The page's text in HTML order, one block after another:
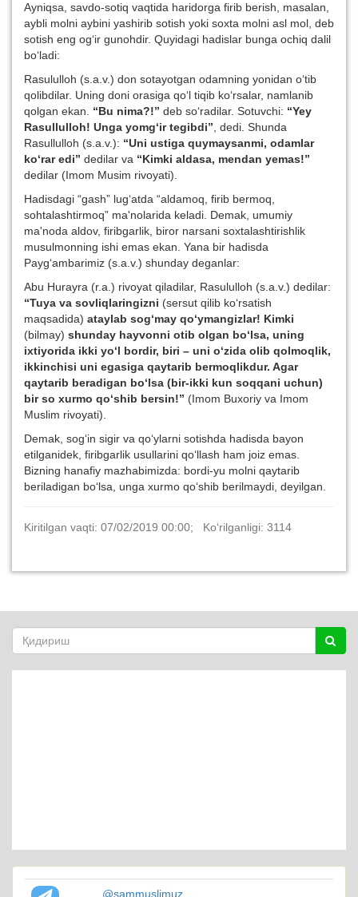
Ayniqsa, savdo-sotiq vaqtida haridorga firib berish, masalan,
aybli molni aybini yashirib sotish yoki soxta molni asl mol, deb
sotish eng og‘ir gunohdir. Quyidagi hadislar bunga ochiq dalil
bo‘ladi:
Rasululloh (s.a.v.) don sotayotgan odamning yonidan o‘tib
qolibdilar. Uning doni orasiga qo‘l tiqib ko‘rsalar, namlanib
qolgan ekan. “Bu nima?!” deb so‘radilar. Sotuvchi: “Yey
Rasullulloh! Unga yomg‘ir tegibdi” , dedi. Shunda
Rasullulloh (s.a.v.): “Uni ustiga quymaysanmi, odamlar
ko‘raredi” dedilar va “Kimki aldasa, mendan yemas!”
dedilar (Imom Musim rivoyati).
Hadisdagi “gash” lug‘atda “aldamoq, firib bermoq,
sohtalashtirmoq” ma'nolarida keladi. Demak, umumiy
ma'noda aldov, firibgarlik, biror narsani soxtalashtirishlik
musulmonning ishi emas ekan. Yana bir hadisda
Payg‘ambarimiz (s.a.v.) shunday deganlar:
Abu Hurayra (r.a.) rivoyat qiladilar, Rasululloh (s.a.v.) dedilar:
“Tuya va sovliqlaringizni (sersut qilib ko‘rsatish
maqsadida) ataylab sog‘may qo‘ymangizlar! Kimki
(bilmay) shunday hayvonni otib olgan bo‘lsa, uning
ixtiyorida ikki yo‘l bordir, biri – uni o‘zida olib qolmoqlik,
ikkinchisi uni egasiga qaytarib bermoqlikdur. Agar
qaytarib beradigan bo‘lsa (bir-ikki kun soqqani uchun)
bir so xurmo qo‘shib bersin!” (Imom Buxoriy va Imom
Muslim rivoyati).
Demak, sog‘in sigir va qo‘ylarni sotishda hadisda bayon
etilganidek, firibgarlik usullarini qo‘llash ham joiz emas.
Bizning hanafiy mazhabimizda: bordi-yu molni qaytarib
beriladigan bo‘lsa, unga xurmo qo‘shib berilmaydi, deyilgan.
Kiritilgan vaqti: 07/02/2019 00:00; Ko‘rilganligi: 3114
@sammuslimuz